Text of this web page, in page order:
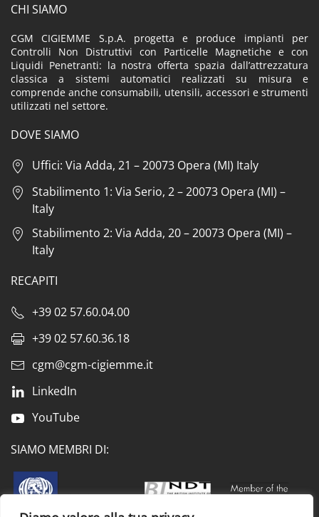
CHI SIAMO
CGM CIGIEMME S.p.A. progetta e produce impianti per
Controlli Non Distruttivi con Particelle Magnetiche e con
Liquidi Penetranti: la nostra offerta spazia dall’attrezzatura
classica a sistemi automatici realizzati su misura e
comprende anche consumabili, utensili, accessori e strumenti
utilizzati nel settore.
DOVE SIAMO
Uffici: Via Adda, 21 – 20073 Opera (MI) Italy
Stabilimento 1: Via Serio, 2 – 20073 Opera (MI) –
Italy
Stabilimento 2: Via Adda, 20 – 20073 Opera (MI) –
Italy
RECAPITI
+39 02 57.60.04.00
+39 02 57.60.36.18
cgm@cgm-cigiemme.it
LinkedIn
YouTube
SIAMO MEMBRI DI: